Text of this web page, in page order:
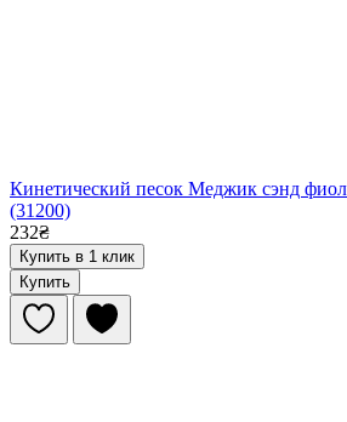
Кинетический песок Меджик сэнд
(31200)
232₴
Купить в 1 клик
Купить